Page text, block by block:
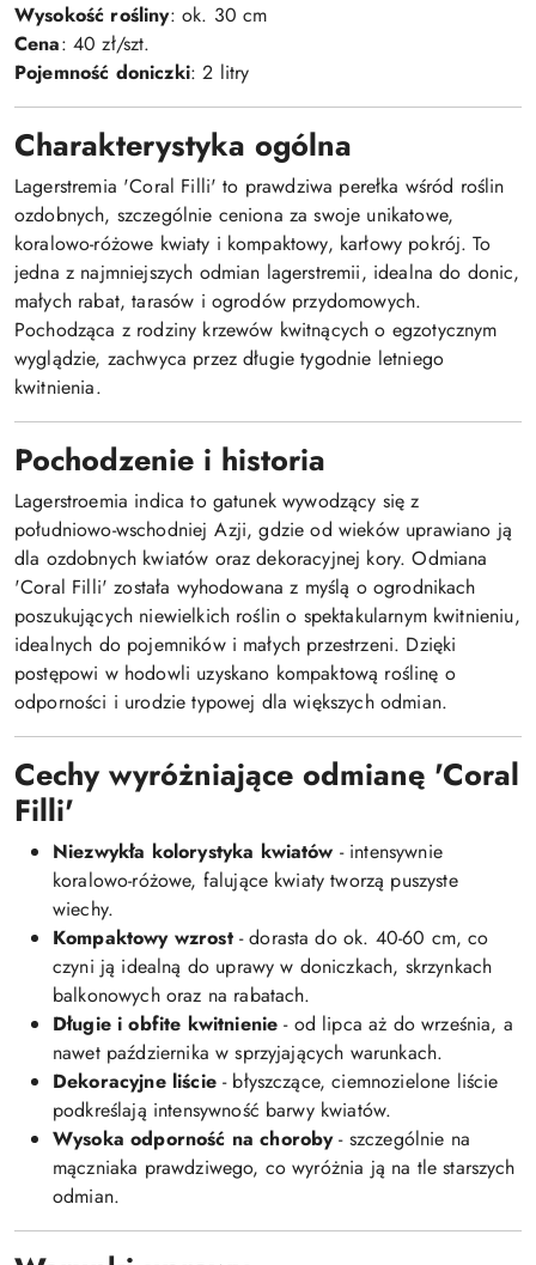
Wysokość rośliny: ok. 30 cm
Cena: 40 zł/szt.
Pojemność doniczki: 2 litry
Charakterystyka ogólna
Lagerstremia 'Coral Filli' to prawdziwa perełka wśród roślin
ozdobnych, szczególnie ceniona za swoje unikatowe,
koralowo-różowe kwiaty i kompaktowy, karłowy pokrój. To
jedna z najmniejszych odmian lagerstremii, idealna do donic,
małych rabat, tarasów i ogrodów przydomowych.
Pochodząca z rodziny krzewów kwitnących o egzotycznym
wyglądzie, zachwyca przez długie tygodnie letniego
kwitnienia.
Pochodzenie i historia
Lagerstroemia indica to gatunek wywodzący się z
południowo-wschodniej Azji, gdzie od wieków uprawiano ją
dla ozdobnych kwiatów oraz dekoracyjnej kory. Odmiana
'Coral Filli' została wyhodowana z myślą o ogrodnikach
poszukujących niewielkich roślin o spektakularnym kwitnieniu,
idealnych do pojemników i małych przestrzeni. Dzięki
postępowi w hodowli uzyskano kompaktową roślinę o
odporności i urodzie typowej dla większych odmian.
Cechy wyróżniające odmianę 'Coral
Filli'
Niezwykła kolorystyka kwiatów - intensywnie
koralowo-różowe, falujące kwiaty tworzą puszyste
wiechy.
Kompaktowy wzrost- dorasta do ok. 40-60 cm, co
czyni ją idealną do uprawy w doniczkach, skrzynkach
balkonowych oraz na rabatach.
Długie i obfite kwitnienie - od lipca aż do września, a
nawet października w sprzyjających warunkach.
Dekoracyjne liście- błyszczące, ciemnozielone liście
podkreślają intensywność barwy kwiatów.
Wysoka odporność na choroby- szczególnie na
mączniaka prawdziwego, co wyróżnia ją na tle starszych
odmian.